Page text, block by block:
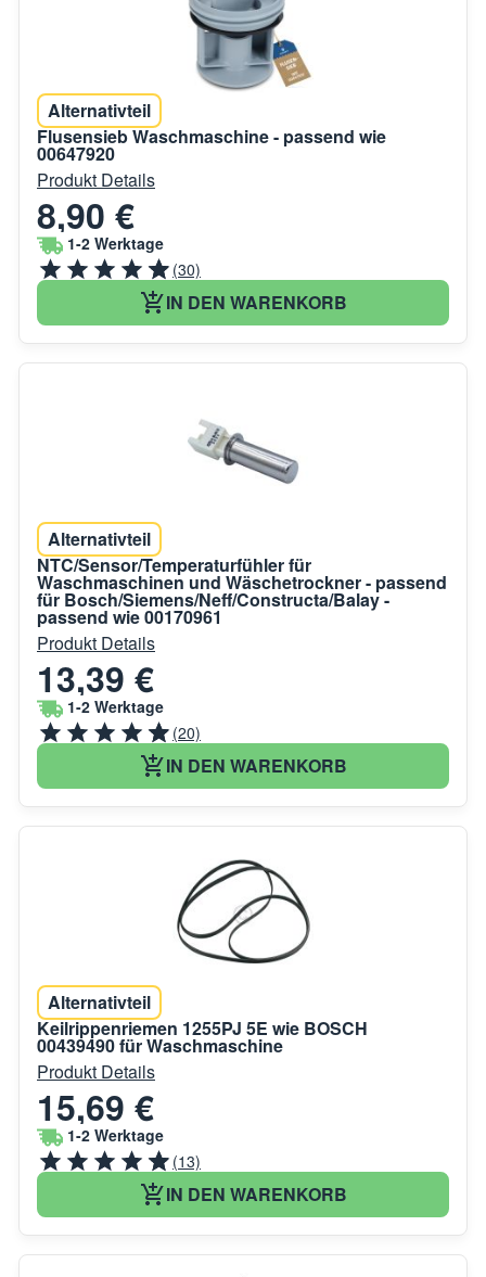
Alternativteil
Flusensieb Waschmaschine - passend wie
00647920
Produkt Details
8,90 €
1-2 Werktage
(30)
IN DEN WARENKORB
Alternativteil
NTC/Sensor/Temperaturfühler für
Waschmaschinen und Wäschetrockner - passend
für Bosch/Siemens/Neff/Constructa/Balay -
passend wie 00170961
Produkt Details
13,39 €
1-2 Werktage
(20)
IN DEN WARENKORB
Alternativteil
Keilrippenriemen 1255PJ 5E wie BOSCH
00439490 für Waschmaschine
Produkt Details
15,69 €
1-2 Werktage
(13)
IN DEN WARENKORB